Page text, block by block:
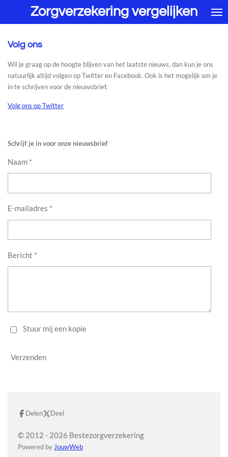
de
Zorgverzekering vergelijken
Volg ons
Wil je graag op de hoogte blijven van het laatste nieuws, dan kun je ons
natuurlijk altijd volgen op Twitter en Facebook. Ook is het mogelijk om je
in te schrijven voor de nieuwsbrief.
Volg ons op Twitter
Schrijf je in voor onze nieuwsbrief
Naam *
E-mailadres *
Bericht *
Stuur mij een kopie
Verzenden
Delen Deel
© 2012 - 2026 Bestezorgverzekering
Powered by JouwWeb